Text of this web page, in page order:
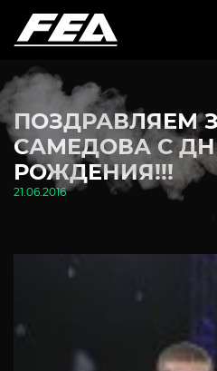
ПОЗДРАВЛЯЕМ
САМЕДОВА С
РОЖДЕНИЯ!!!
21.06.2016